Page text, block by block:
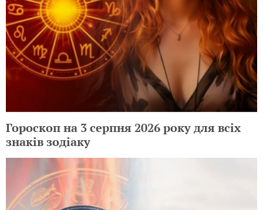
Гороскоп на 3 серпня 2026 року для всіх
знаків зодіаку